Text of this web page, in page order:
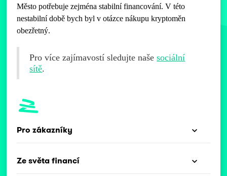
Město potřebuje zejména stabilní financování. V této
nestabilní době bych byl v otázce nákupu kryptoměn
obezřetný.
Pro více zajímavostí sledujte našesociální
sítě.
Pro zákazníky
Ze světa financí